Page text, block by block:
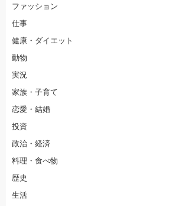
ファッション
仕事
健康・ダイエット
動物
実況
家族・子育て
恋愛・結婚
投資
政治・経済
料理・食べ物
歴史
生活